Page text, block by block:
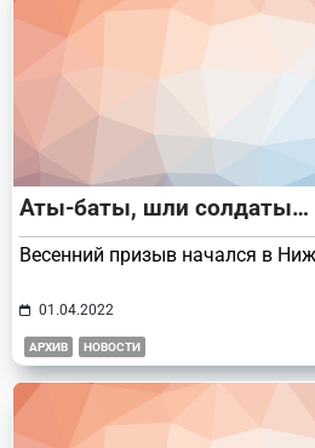
Аты-баты, шли солдаты…
Весенний призыв начался в
01.04.2022
АРХИВ НОВОСТИ